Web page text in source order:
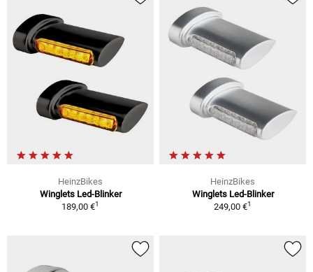
HeinzBikes
Winglets Led-Blinker
189,00 €1
HeinzBikes
Winglets Led-Blinker
249,00 €1